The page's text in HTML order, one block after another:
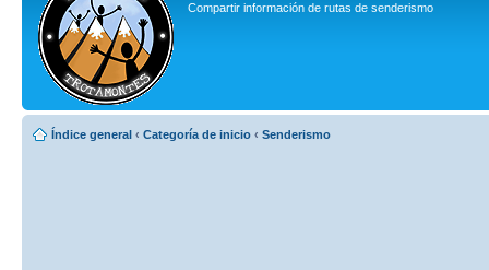
Compartir información de rutas de senderismo
Índice general ‹ Categoría de inicio ‹ Senderismo